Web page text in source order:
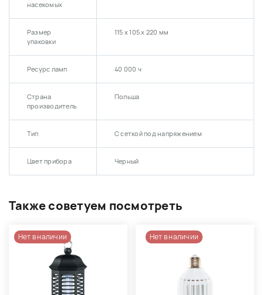
насекомых
Размер
упаковки
115 х 105 х 220 мм
Ресурс ламп 40 000 ч
Страна
производитель
Польша
Тип С сеткой под напряжением
Цвет прибора Черный
Также советуем посмотреть
Нет в наличии Нет в наличии